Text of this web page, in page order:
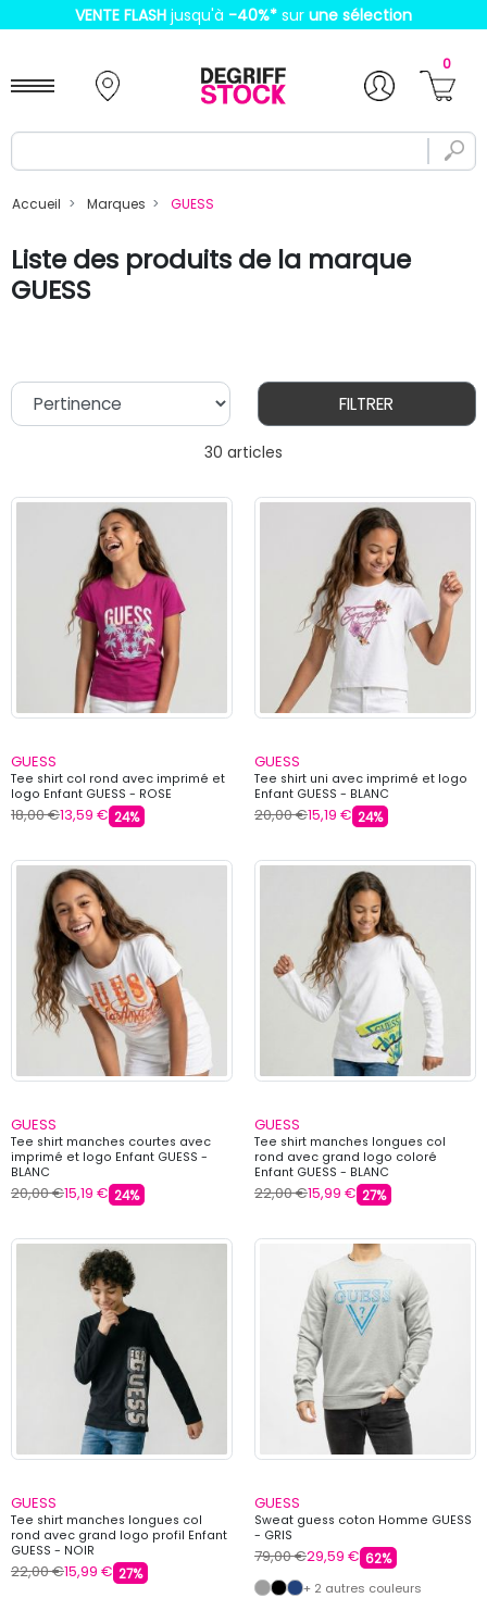
VENTE FLASH jusqu'à -40%* sur une sélection
0
Accueil Marques GUESS
Liste des produits de la marque
GUESS
30 articles
FILTRER
GUESS
Tee shirt col rond avec imprimé et
logo Enfant GUESS - ROSE
18,00 €13,59 € 24%
GUESS
Tee shirt uni avec imprimé et logo
Enfant GUESS - BLANC
20,00 €15,19 € 24%
GUESS
Tee shirt manches courtes avec
imprimé et logo Enfant GUESS -
BLANC
20,00 €15,19 € 24%
GUESS
Tee shirt manches longues col
rond avec grand logo coloré
Enfant GUESS - BLANC
22,00 €15,99 € 27%
GUESS
Tee shirt manches longues col
rond avec grand logo profil Enfant
GUESS - NOIR
22,00 €15,99 € 27%
GUESS
Sweat guess coton Homme GUESS
- GRIS
79,00 €29,59 € 62%
+ 2 autres couleurs